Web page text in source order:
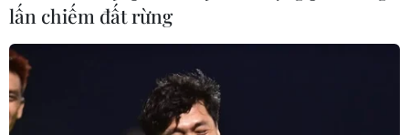
lấn chiếm đất rừng